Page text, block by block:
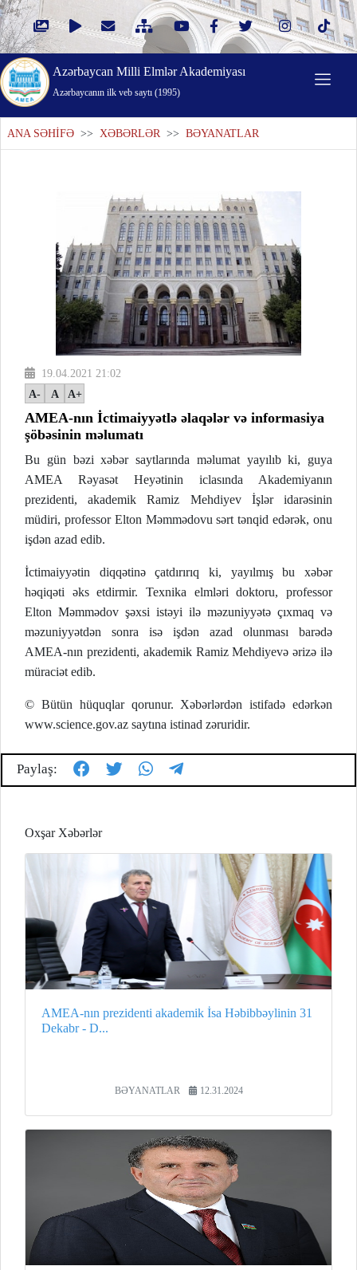
Azərbaycan Milli Elmlər Akademiyası
Azərbaycanın ilk veb saytı (1995)
ANA SƏHİFƏ >> XƏBƏRLƏR >> BƏYANATLAR
19.04.2021 21:02
A-
A A+
AMEA-nın İctimaiyyətlə əlaqələr və informasiya
şöbəsinin məlumatı
Bu gün bəzi xəbər saytlarında məlumat yayılıb ki, guya
AMEA Rəyasət Heyətinin iclasında Akademiyanın
prezidenti, akademik Ramiz Mehdiyev İşlər idarəsinin
müdiri, professor Elton Məmmədovu sərt tənqid edərək, onu
işdən azad edib.
İctimaiyyətin diqqətinə çatdırırıq ki, yayılmış bu xəbər
həqiqəti əks etdirmir. Texnika elmləri doktoru, professor
Elton Məmmədov şəxsi istəyi ilə məzuniyyətə çıxmaq və
məzuniyyətdən sonra isə işdən azad olunması barədə
AMEA-nın prezidenti, akademik Ramiz Mehdiyevə ərizə ilə
müraciət edib.
© Bütün hüquqlar qorunur. Xəbərlərdən istifadə edərkən
www.science.gov.az saytına istinad zəruridir.
Paylaş:
Oxşar Xəbərlər
AMEA-nın prezidenti akademik İsa Həbibbəylinin 31
Dekabr - D...
BƏYANATLAR 12.31.2024